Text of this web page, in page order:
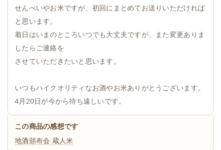
せんべいやお米ですが、初回にまとめてお送りいただければ
と思います。
着日はいまのところいつでも大丈夫ですが、また変更ありま
したらご連絡を
させていただきたいと思います。
いつもハイクオリティなお酒やお米ありがとうございます。
4月20日が今から待ち遠しいです。
この商品の感想です
地酒頒布会 蔵人米